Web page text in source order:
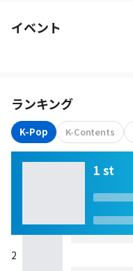
イベント
ランキング
K-Pop K-Contents
1 st
2